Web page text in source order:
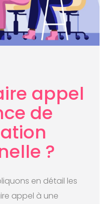
appel
de
?
en détail les
appel à une